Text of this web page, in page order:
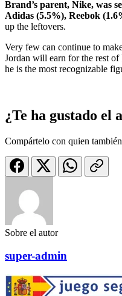
Brand’s parent, Nike, was
Adidas (5.5%), Reebok
up the leftovers.
Very few can continue to
Jordan will earn for the rest
he is the most recognizable
¿Te ha gustado el
Compártelo con quien
Sobre el autor
super-admin